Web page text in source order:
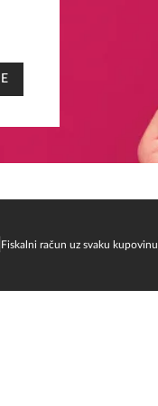
Fiskalni račun uz svaku kupovinu